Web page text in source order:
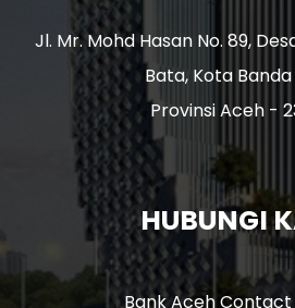
Jl. Mr. Mohd Hasan No. 89,
Bata, Kota
Provinsi Aceh -
HUBUNGI
Bank Aceh